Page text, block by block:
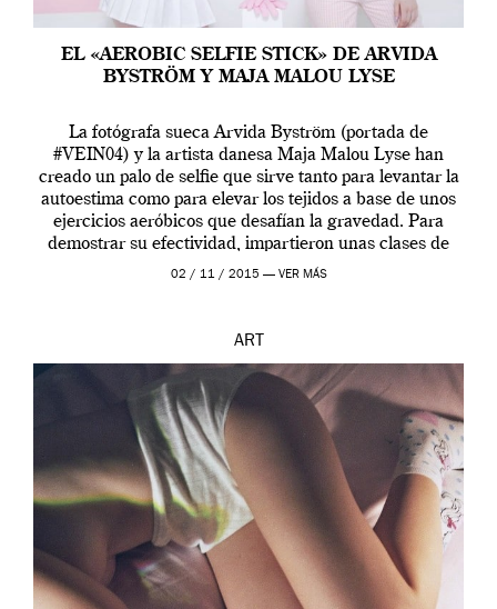
EL «AEROBIC SELFIE STICK» DE ARVIDA
BYSTRÖM Y MAJA MALOU LYSE
La fotógrafa sueca Arvida Byström (portada de
#VEIN04) y la artista danesa Maja Malou Lyse han
creado un palo de selfie que sirve tanto para levantar la
autoestima como para elevar los tejidos a base de unos
ejercicios aeróbicos que desafían la gravedad. Para
demostrar su efectividad, impartieron unas clases de
prueba en el Tate […]
02 / 11 / 2015 — VER MÁS
ART